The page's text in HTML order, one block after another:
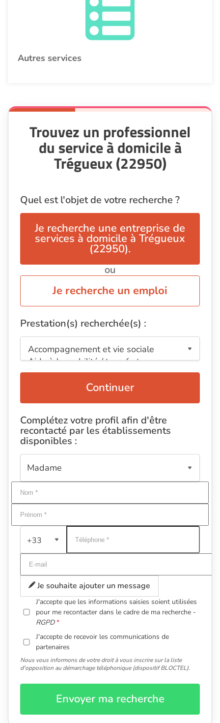
Autres services
Trouvez un professionnel
du service à domicile à
Trégueux (22950)
Quel est l'objet de votre recherche ?
Je recherche une entreprise de
services à domicile à Trégueux
(22950).
ou
Je recherche un emploi
Prestation(s) recherchée(s) :
Continuer
Complétez votre profil afin d'être
recontacté par les établissements
disponibles :
+33
Je souhaite ajouter un message
J'accepte que les informations saisies soient utilisées
pour me recontacter dans le cadre de ma recherche -
RGPD
J'accepte de recevoir les communications de
partenaires
Nous vous informons de votre droit à vous inscrire sur la liste
d'opposition au démarchage téléphonique (dispositif BLOCTEL).
Envoyer ma recherche